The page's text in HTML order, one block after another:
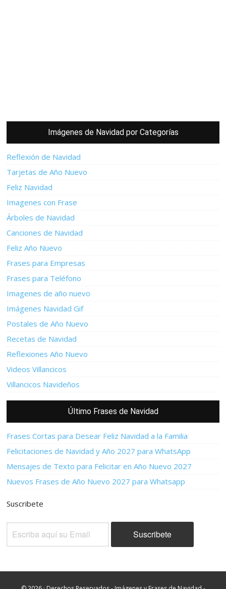
Imágenes de Navidad por Categorías
Reflexión de Navidad
Tarjetas de Año Nuevo
Feliz Navidad
Imagenes con Frase
Árboles de Navidad
Canciones de Navidad
Feliz Año Nuevo
Frases para Empresas
Frases para Teléfono
Imagenes de año nuevo
Imágenes Navidad Gif
Postales de Año Nuevo
Recetas de Navidad
Reflexiones Año Nuevo
Videos Villancicos
Villancicos Navideños
Último Frases de Navidad
Frases Cortas para Desear Feliz Navidad a la Familia
Felicitaciones de Navidad y Año 2027 para WhatsApp
Mensajes de Texto para Felicitar en Año Nuevo 2027
Nuevos Frases de Año Nuevo 2027 para Whatsapp
Suscribete